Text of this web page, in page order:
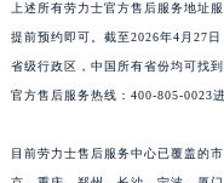
上述所有劳力士官方售后服务地址
提前预约即可。截至2026年4月27
省级行政区，中国所有省份均可找
官方售后服务热线：400-805-0023进
目前劳力士售后服务中心已覆盖的